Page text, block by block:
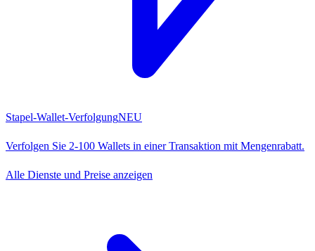
Stapel-Wallet-VerfolgungNEU
Verfolgen Sie 2-100 Wallets in einer Transaktion mit Mengenrabatt.
Alle Dienste und Preise anzeigen